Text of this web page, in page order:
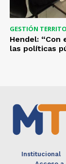
GESTIÓN
Hendel:
las políticas
Institucional